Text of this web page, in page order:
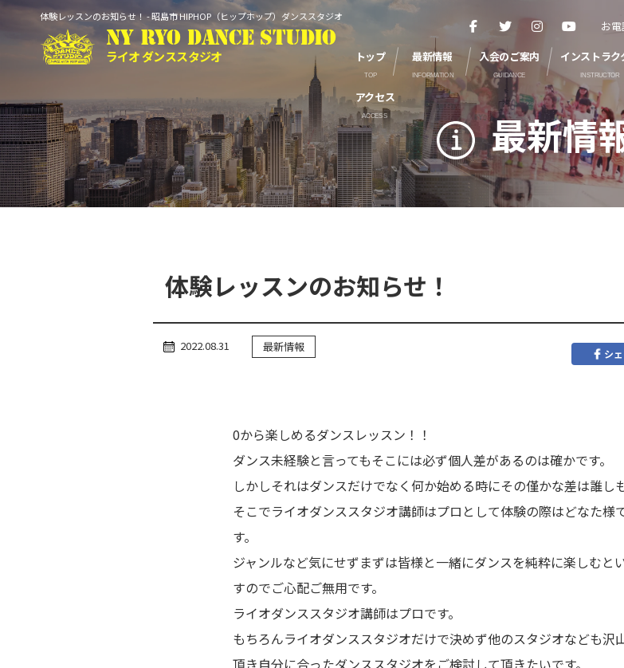
トップ
入会のご案内
Q&A
0428-23-8472 090-
メールでのお問い合わせ
体験レッスンのお知らせ！ - 昭島市 HIPHOP（ヒップホップ）ダンススタジオ
NY RYO DANCE STUDIO
ライオ ダンススタジオ
お
トップ
TOP
最新情報
INFORMATION
入会のご案内
GUIDANCE
インストラク
INSTRUCTOR
アクセス
ACCESS 最新情
体験レッスンのお知らせ！
2022.08.31 最新情報 シ
0から楽しめるダンスレッスン！！
ダンス未経験と言ってもそこには必ず個人差があるのは確かです。
しかしそれはダンスだけでなく何か始める時にその僅かな差は誰し
そこでライオダンススタジオ講師はプロとして体験の際はどなた様
す。
ジャンルなど気にせずまずは皆様と一緒にダンスを純粋に楽しむと
すのでご心配ご無用です。
ライオダンススタジオ講師はプロです。
もちろんライオダンススタジオだけで決めず他のスタジオなども沢
頂き自分に合ったダンススタジオをご検討して頂きたいです。